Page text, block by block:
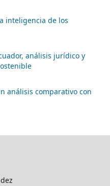
inteligencia de los
análisis jurídico y
análisis comparativo con